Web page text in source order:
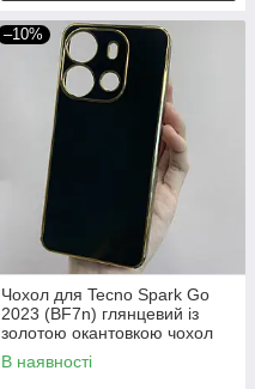
–10%
Чохол для Tecno Spark Go
2023 (BF7n) глянцевий із
золотою окантовкою чохол
на техно спарк го 2023
чорний h7y
В наявності